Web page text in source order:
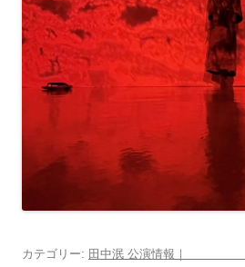
カテゴリー: 田中泯 公演情